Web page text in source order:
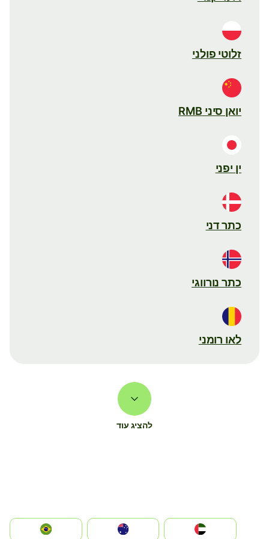
זלוטי פולני
יואן סיני RMB
ין יפני
כתר דני
כתר נורווגי
לאו רומני
להציג עוד
الإمارات العربية المتحدة
Australia